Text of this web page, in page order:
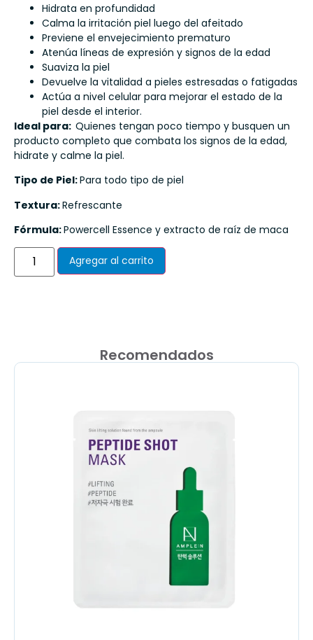
Hidrata en profundidad
Calma la irritación piel luego del afeitado
Previene el envejecimiento prematuro
Atenúa líneas de expresión y signos de la edad
Suaviza la piel
Devuelve la vitalidad a pieles estresadas o fatigadas
Actúa a nivel celular para mejorar el estado de la
piel desde el interior.
Ideal para: Quienes tengan poco tiempo y busquen un
producto completo que combata los signos de la edad,
hidrate y calme la piel.
Tipo de Piel:Para todo tipo de piel
Textura:Refrescante
Fórmula:Powercell Essence y extracto de raíz de maca
Agregar al carrito
Recomendados